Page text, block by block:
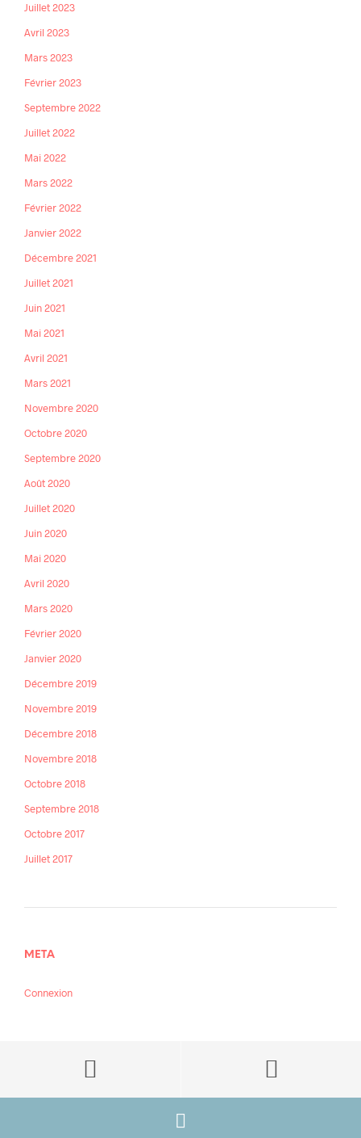
Juillet 2023
Avril 2023
Mars 2023
Février 2023
Septembre 2022
Juillet 2022
Mai 2022
Mars 2022
Février 2022
Janvier 2022
Décembre 2021
Juillet 2021
Juin 2021
Mai 2021
Avril 2021
Mars 2021
Novembre 2020
Octobre 2020
Septembre 2020
Août 2020
Juillet 2020
Juin 2020
Mai 2020
Avril 2020
Mars 2020
Février 2020
Janvier 2020
Décembre 2019
Novembre 2019
Décembre 2018
Novembre 2018
Octobre 2018
Septembre 2018
Octobre 2017
Juillet 2017
META
Connexion